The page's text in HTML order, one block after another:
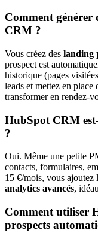
Comment générer
CRM ?
Vous créez des landing
prospect est
historique (pages
leads et mettez en place
transformer en rendez-
HubSpot CRM
?
Oui. Même une petite
contacts, formulaires,
15 €/mois, vous ajoutez
analytics avancés,
Comment utiliser
prospects